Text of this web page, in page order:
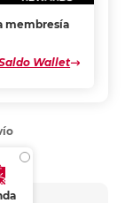
membresía
Wallet